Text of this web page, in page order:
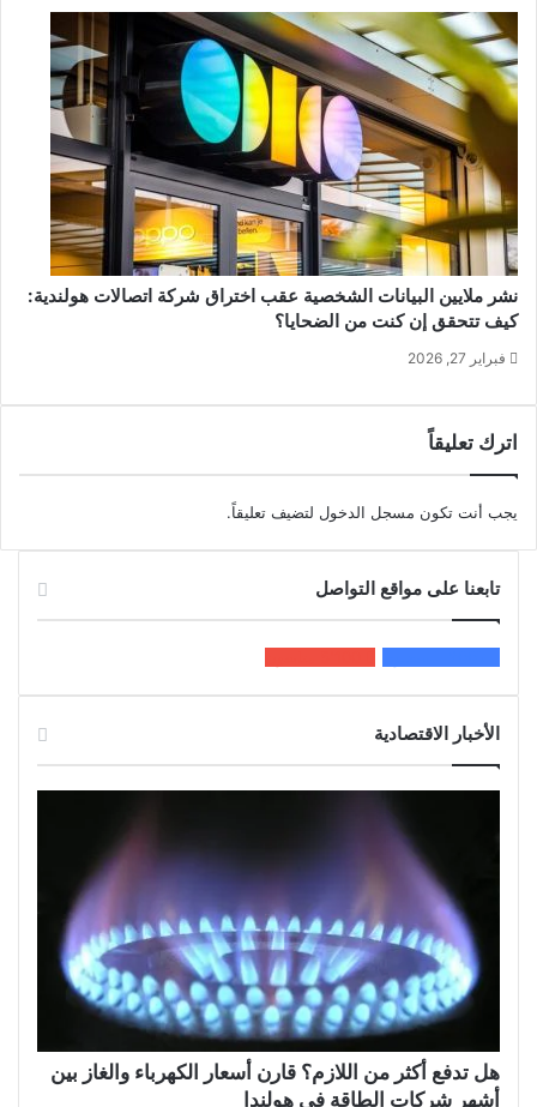
نشر ملايين البيانات الشخصية عقب اختراق شركة اتصالات هولندية:
كيف تتحقق إن كنت من الضحايا؟
فبراير 27, 2026
اترك تعليقاً
يجب أنت تكون مسجل الدخول لتضيف تعليقاً.
تابعنا على مواقع التواصل
الأخبار الاقتصادية
هل تدفع أكثر من اللازم؟ قارن أسعار الكهرباء والغاز بين
أشهر شركات الطاقة في هولندا